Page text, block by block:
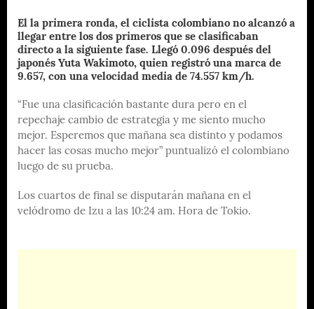
El la primera ronda, el ciclista colombiano no alcanzó a
llegar entre los dos primeros que se clasificaban
directo a la siguiente fase. Llegó 0.096 después del
japonés Yuta Wakimoto, quien registró una marca de
9.657, con una velocidad media de 74.557 km/h.
“Fue una clasificación bastante dura pero en el
repechaje cambio de estrategia y me siento mucho
mejor. Esperemos que mañana sea distinto y podamos
hacer las cosas mucho mejor” puntualizó el colombiano
luego de su prueba.
Los cuartos de final se disputarán mañana en el
velódromo de Izu a las 10:24 am. Hora de Tokio.